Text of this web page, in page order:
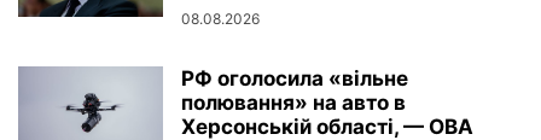
08.08.2026
РФ оголосила «вільне
полювання» на авто в
Херсонській області, — ОВА